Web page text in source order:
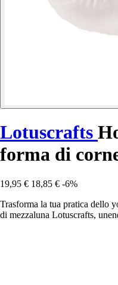
Lotuscrafts
forma di
19,95 € 18,85 € -6%
Trasforma la tua pratica dello
di mezzaluna Lotuscrafts,